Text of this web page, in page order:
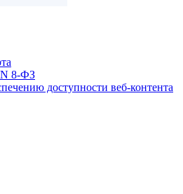
N 8-ФЗ
доступности веб-контента